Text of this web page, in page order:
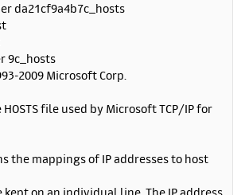
da21cf9a4b7c_hosts
9c_hosts
2009 Microsoft Corp.
file used by Microsoft TCP/IP for
the mappings of IP addresses to host